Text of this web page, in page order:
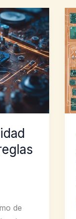
de